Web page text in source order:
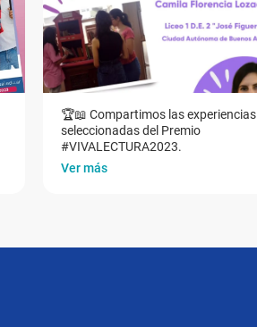
🏆📖 Compartimos las experiencias
seleccionadas del Premio
#VIVALECTURA2023.
Ver más